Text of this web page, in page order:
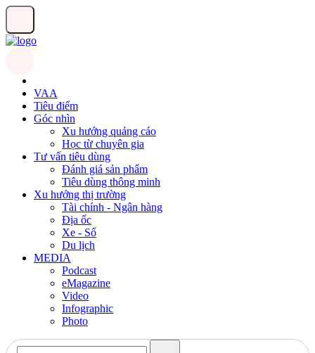
VAA
Tiêu điểm
Góc nhìn
Xu hướng quảng cáo
Học từ chuyên gia
Tư vấn tiêu dùng
Đánh giá sản phẩm
Tiêu dùng thông minh
Xu hướng thị trường
Tài chính - Ngân hàng
Địa ốc
Xe - Số
Du lịch
MEDIA
Podcast
eMagazine
Video
Infographic
Photo